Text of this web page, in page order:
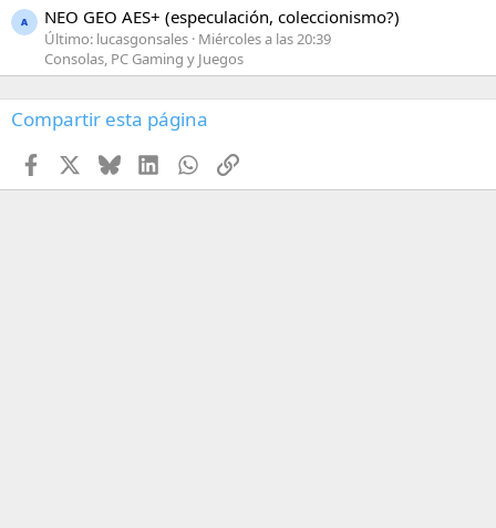
NEO GEO AES+ (especulación, coleccionismo?)
Último: lucasgonsales Miércoles a las 20:39
Consolas, PC Gaming y Juegos
Compartir esta página
Facebook BlueskyLinkedInWhatsApp
Enlace